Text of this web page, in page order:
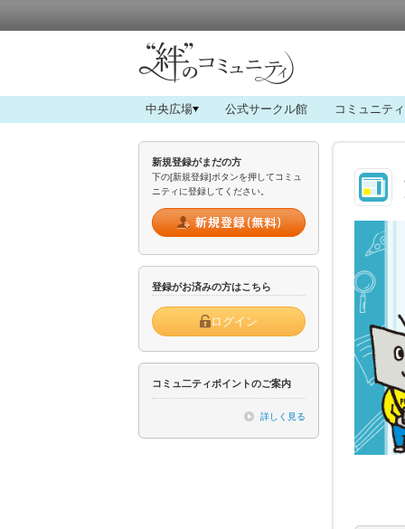
中央広場 公式サークル館 コミュニテ
新規登録がまだの方
下の[新規登録]ボタンを押してコミュ
ニティに登録してください。
登録がお済みの方はこちら
ログイン
コミュ二ティポイントのご案内
詳しく見る